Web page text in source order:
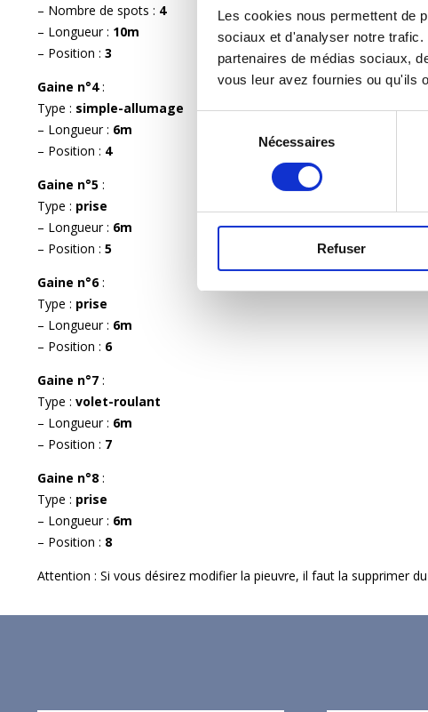
Les cookies nous permettent de
sociaux et d'analyser notre trafic.
partenaires de médias sociaux,
vous leur avez fournies ou qu'ils
consentement
Nécessaires
Refuser
– Nombre de spots : 4
– Longueur : 10m
– Position : 3
Gaine n°4:
Type : simple-allumage
– Longueur : 6m
– Position : 4
Gaine n°5 :
Type : prise
– Longueur : 6m
– Position : 5
Gaine n°6:
Type : prise
– Longueur : 6m
– Position : 6
Gaine n°7 :
Type : volet-roulant
– Longueur : 6m
– Position : 7
Gaine n°8 :
Type : prise
– Longueur : 6m
– Position : 8
Attention : Si vous désirez modifier la pieuvre, il faut la supprimer